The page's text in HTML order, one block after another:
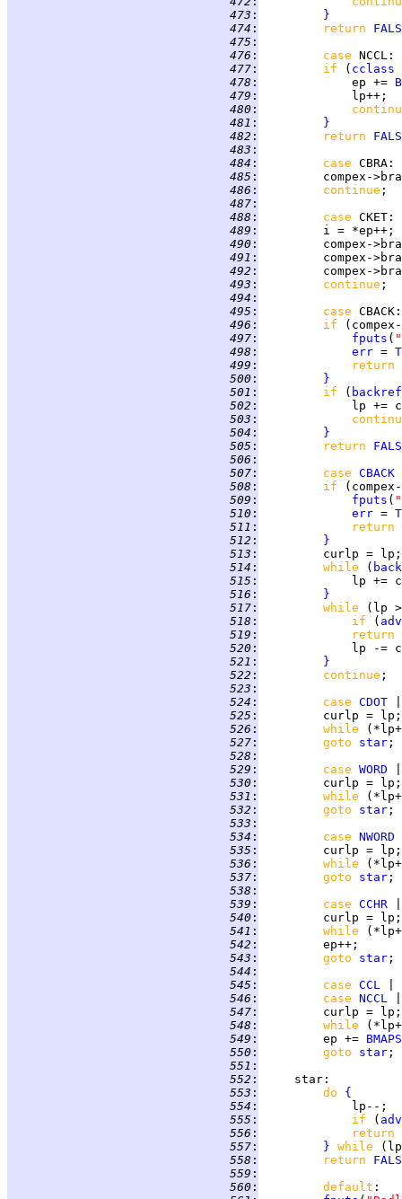
473 :
}
474 : return
475 :
476 : case NCCL
477 : if ( cclass
478 :
             ep +=
479 :
480 :
481 :
}
482 : return
483 :
484 : case CBRA
485 :
486 : continue
487 :
488 : case CKET
489 :
490 :
491 :
compex-
492 :
compex-
493 : continue
494 :
495 : case CBACK
496 : if
497 : fputs (
498 : err =
499 :
return
500 :
}
501 : if ( backref
502 :
503 :
504 :
}
505 : return
506 :
507 : case CBACK
508 : if
509 : fputs (
510 : err =
511 :
return
512 :
}
513 :
514 : while (
515 :
516 :
}
517 : while
(lp
518 : if (
519 :
return
520 :
521 :
}
522 : continue
523 :
524 : case CDOT
525 :
526 : while
527 : goto star
528 :
529 : case WORD
530 :
531 : while
532 : goto star
533 :
534 : case NWORD
535 :
536 : while
537 : goto star
538 :
539 : case CCHR
540 :
541 : while
542 :
543 : goto star
544 :
545 : case CCL
546 : case NCCL
547 :
548 : while
549 :
         ep +=
550 : goto star
551 :
552 : star
553 : do {
554 :
555 : if (
556 :
return
557 : } while
558 : return
559 :
560 : default